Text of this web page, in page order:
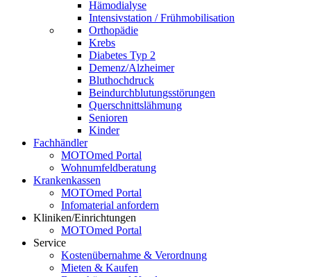
Hämodialyse
Intensivstation / Frühmobilisation
Orthopädie
Krebs
Diabetes Typ 2
Demenz/Alzheimer
Bluthochdruck
Beindurchblutungsstörungen
Querschnittslähmung
Senioren
Kinder
Fachhändler
MOTOmed Portal
Wohnumfeldberatung
Krankenkassen
MOTOmed Portal
Infomaterial anfordern
Kliniken/Einrichtungen
MOTOmed Portal
Service
Kostenübernahme & Verordnung
Mieten & Kaufen